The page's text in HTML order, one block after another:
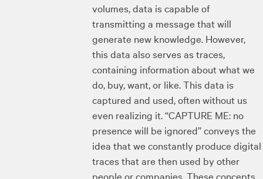
volumes, data is capable of
transmitting a message that will
generate new knowledge. However,
this data also serves as traces,
containing information about what we
do, buy, want, or like. This data is
captured and used, often without us
even realizing it. “CAPTURE ME: no
presence will be ignored” conveys the
idea that we constantly produce digital
traces that are then used by other
people or companies. These concepts